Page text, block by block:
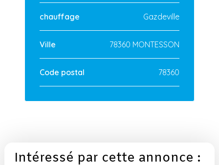
chauffage Gazdeville
Ville 78360 MONTESSON
Code postal 78360
Intéressé par cette annonce :